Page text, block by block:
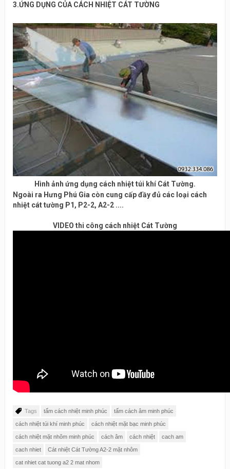
3.ỨNG DỤNG CỦA CÁCH NHIỆT CÁT TƯỜNG
Hình ảnh ứng dụng cách nhiệt túi khí Cát Tường.
Ngoài ra Hưng Phú Gia còn cung cấp đầy đủ các loại cách
nhiệt cát tường P1, P2-2, A2-2 ....
VIDEO thi công cách nhiệt Cát Tường
Tags tấm cách nhiệt minh phúc tấm cách âm minh phúc
cách nhiệt túi khí minh phúc cách nhiệt mặt bạc minh phúc
cách nhiệt mặt nhôm minh phúc cách âm cách nhiệt cach am
cach nhiet Cát nhiệt Cát Tường A2-2 mặt nhôm
cat nhiet cat tuong a2 2 mat nhom